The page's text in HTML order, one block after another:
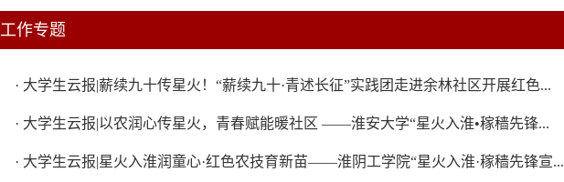
工作专题
· 大学生云报|薪续九十传星火！“薪续九十·青述长征”实践团走进余林社区开展红色...
· 大学生云报|以农润心传星火，青春赋能暖社区 ——淮安大学“星火入淮•稼穑先锋...
· 大学生云报|星火入淮润童心·红色农技育新苗——淮阴工学院“星火入淮·稼穑先锋宣...